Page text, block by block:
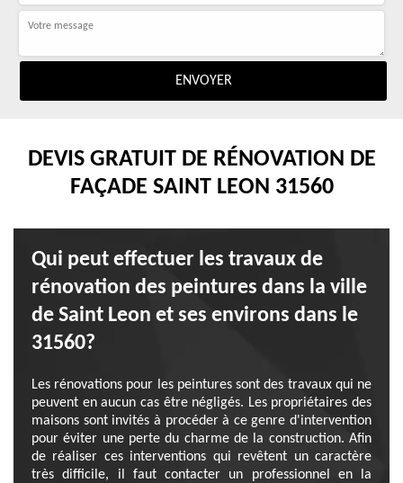
DEVIS GRATUIT DE RÉNOVATION DE
FAÇADE SAINT LEON 31560
Qui peut effectuer les travaux de
rénovation des peintures dans la ville
de Saint Leon et ses environs dans le
31560?
Les rénovations pour les peintures sont des travaux qui ne
peuvent en aucun cas être négligés. Les propriétaires des
maisons sont invités à procéder à ce genre d'intervention
pour éviter une perte du charme de la construction. Afin
de réaliser ces interventions qui revêtent un caractère
très difficile, il faut contacter un professionnel en la